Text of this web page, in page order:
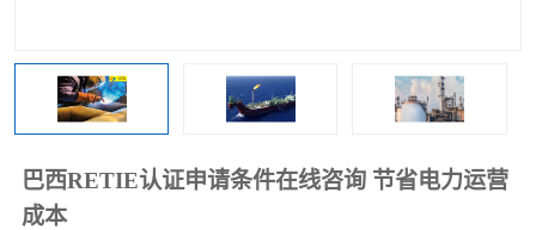
巴西RETIE认证申请条件在线咨询 节省电力运营
成本